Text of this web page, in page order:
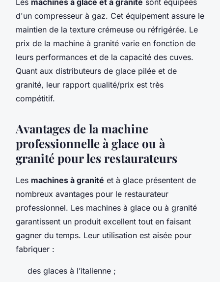
Les machines à glace et à granité sont équipées
d'un compresseur à gaz. Cet équipement assure le
maintien de la texture crémeuse ou réfrigérée. Le
prix de la machine à granité varie en fonction de
leurs performances et de la capacité des cuves.
Quant aux distributeurs de glace pilée et de
granité, leur rapport qualité/prix est très
compétitif.
Avantages de la machine
professionnelle à glace ou à
granité pour les restaurateurs
Les machines à granité et à glace présentent de
nombreux avantages pour le restaurateur
professionnel. Les machines à glace ou à granité
garantissent un produit excellent tout en faisant
gagner du temps. Leur utilisation est aisée pour
fabriquer :
des glaces à l’italienne ;